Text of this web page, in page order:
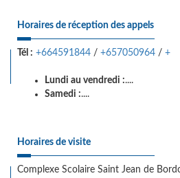
Horaires de réception des appels
Tél : +664591844 / +657050964 / +
Lundi au vendredi :....
Samedi :....
Horaires de visite
Complexe Scolaire Saint Jean de